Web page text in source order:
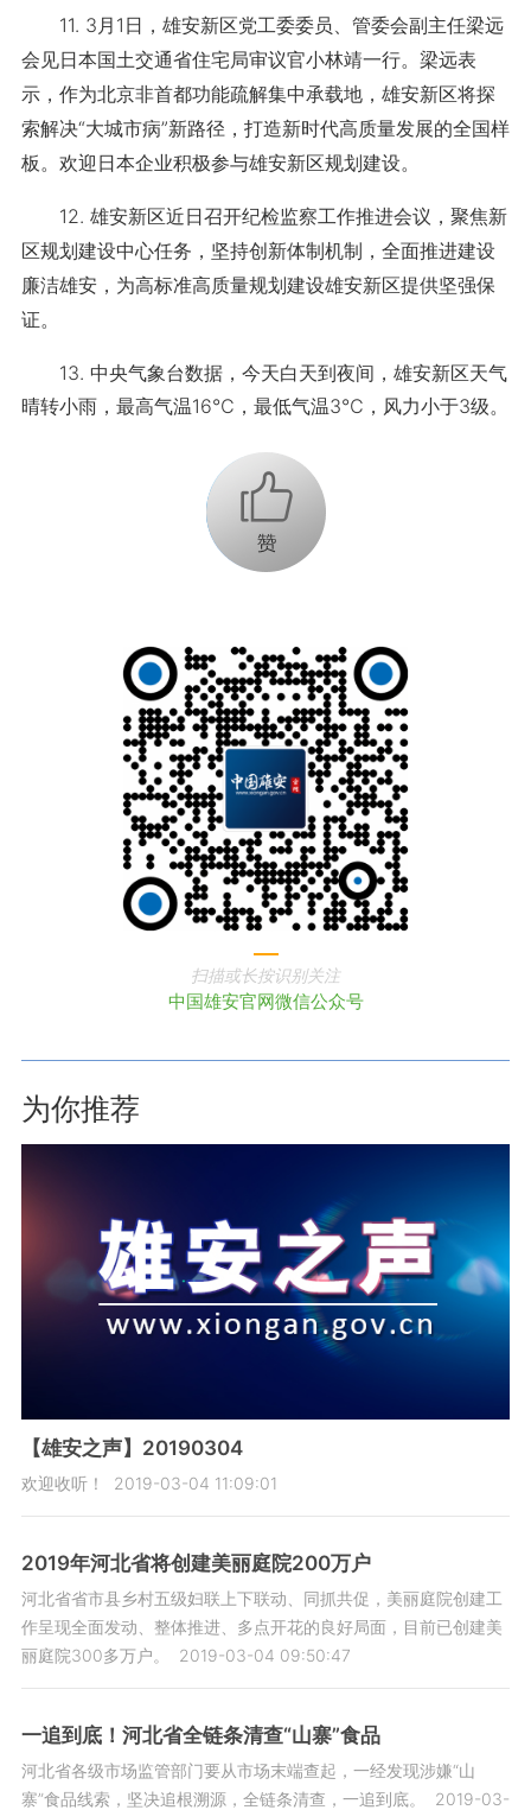
11. 3月1日，雄安新区党工委委员、管委会副主任梁远
会见日本国土交通省住宅局审议官小林靖一行。梁远表
示，作为北京非首都功能疏解集中承载地，雄安新区将探
索解决“大城市病”新路径，打造新时代高质量发展的全国样
板。欢迎日本企业积极参与雄安新区规划建设。
12. 雄安新区近日召开纪检监察工作推进会议，聚焦新
区规划建设中心任务，坚持创新体制机制，全面推进建设
廉洁雄安，为高标准高质量规划建设雄安新区提供坚强保
证。
13. 中央气象台数据，今天白天到夜间，雄安新区天气
晴转小雨，最高气温16℃，最低气温3℃，风力小于3级。
+1
扫描或长按识别关注
中国雄安官网微信公众号
为你推荐
【雄安之声】20190304
欢迎收听！ 2019-03-04 11:09:01
2019年河北省将创建美丽庭院200万户
河北省省市县乡村五级妇联上下联动、同抓共促，美丽庭院创建工
作呈现全面发动、整体推进、多点开花的良好局面，目前已创建美
丽庭院300多万户。
2019-03-04 09:50:47
一追到底！河北省全链条清查“山寨”食品
河北省各级市场监管部门要从市场末端查起，一经发现涉嫌“山
寨”食品线索，坚决追根溯源，全链条清查，一追到底。
2019-03-